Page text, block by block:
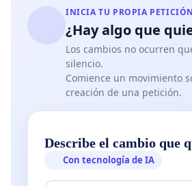
INICIA TU PROPIA PETICIÓN
¿Hay algo que
Los cambios no ocurren
silencio.
Comience un movimiento
creación de una petición.
Describe el cambio que
Con tecnología de IA